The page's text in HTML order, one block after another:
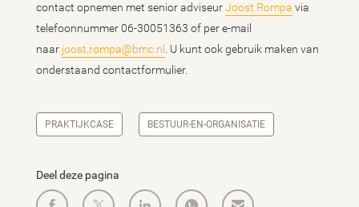
contact opnemen met senior adviseurJoost Rompa via
telefoonnummer 06-30051363 of per e-mail
naar joost.rompa@bmc.nl
. U kunt ook gebruik maken van
onderstaand contactformulier.
PRAKTIJKCASE BESTUUR-EN-ORGANISATIE
Deel deze pagina